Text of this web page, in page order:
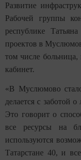
Развитие
Рабочей группы
республике
проектов в
том числе больница,
кабинет.
«В Муслюмово
делается с заботой
Это говорит о
все ресурсы на
используются
Татарстане 40, и